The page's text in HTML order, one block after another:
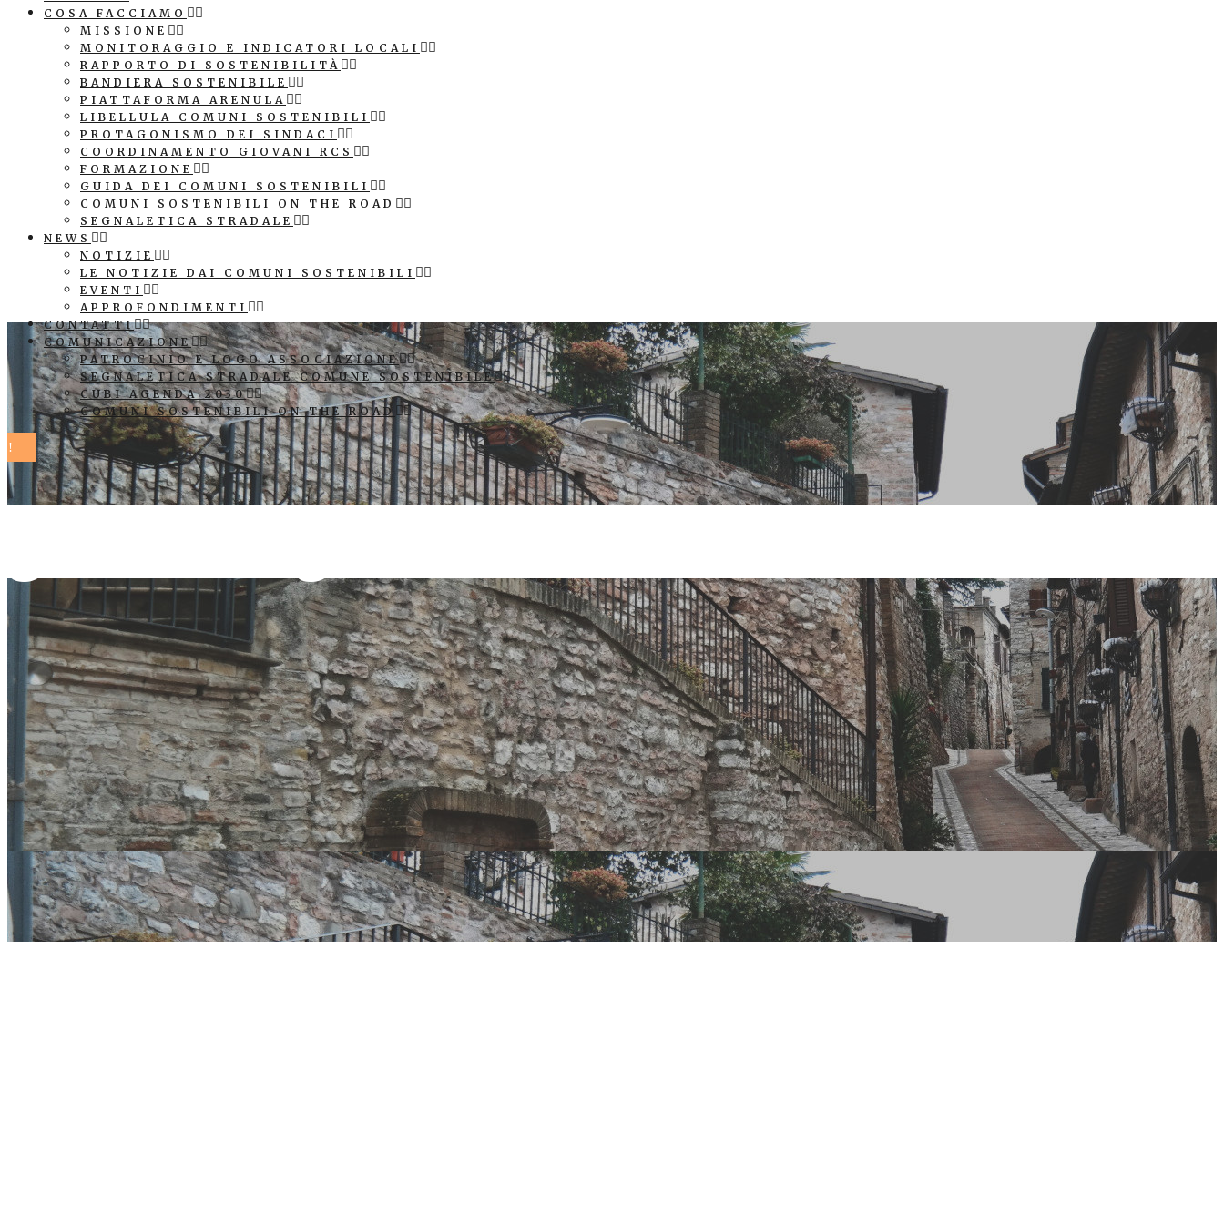
COSA FACCIAMO
MISSIONE
MONITORAGGIO E INDICATORI LOCALI
RAPPORTO DI SOSTENIBILITÀ
BANDIERA SOSTENIBILE
PIATTAFORMA ARENULA
LIBELLULA COMUNI SOSTENIBILI
PROTAGONISMO DEI SINDACI
COORDINAMENTO GIOVANI RCS
FORMAZIONE
GUIDA DEI COMUNI SOSTENIBILI
COMUNI SOSTENIBILI ON THE ROAD
SEGNALETICA STRADALE
NEWS
NOTIZIE
LE NOTIZIE DAI COMUNI SOSTENIBILI
EVENTI
APPROFONDIMENTI
CONTATTI
COMUNICAZIONE
PATROCINIO E LOGO ASSOCIAZIONE
SEGNALETICA STRADALE COMUNE SOSTENIBILE
CUBI AGENDA 2030
COMUNI SOSTENIBILI ON THE ROAD